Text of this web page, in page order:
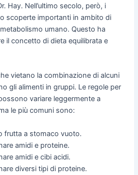
Hay. Nell’ultimo secolo, però, i
scoperte importanti in ambito di
umano. Questo ha
il concetto di dieta equilibrata e
vietano la combinazione di alcuni
gli alimenti in gruppi. Le regole per
variare leggermente a
le più comuni sono:
frutta a stomaco vuoto.
amidi e proteine.
amidi e cibi acidi.
diversi tipi di proteine.